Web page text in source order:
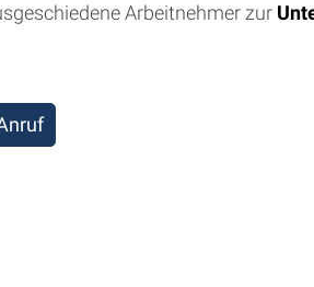
Arbeitnehmer zur